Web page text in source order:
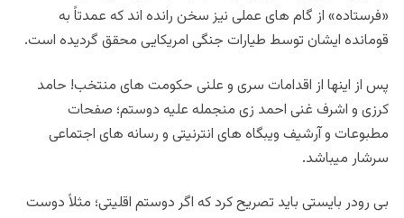
«فرستاده» از گام های عملی نیز سخن رانده اند که عمدتاً به
قومانده ایشان توسط طیارات جنگی امریکایی محقق گردیده است.
پس از اینها از اقدامات سری و علنی حکومت های منتخب! حامد
کرزی و اشرف غنی احمد زی منجمله علیه دوستم؛ صفحات
مطبوعات و آرشیف ویبگاه های انترنیتی و رسانه های اجتماعی
سرشار میباشد.
بی رودر بایستی باید تصریح کرد که اگر دوستم اقلیتی؛ مثلاً دوست